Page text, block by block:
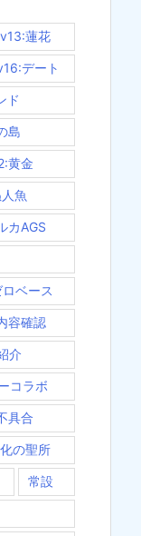
蓮花
デート
ド
島
黄金
魚
カAGS
ベース
容確認
介
コラボ
具合
の聖所
常設